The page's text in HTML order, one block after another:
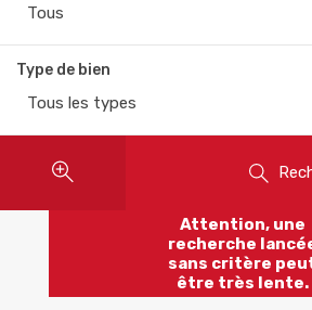
Tous
Type de bien
Tous les types
Attention, une
recherche
sans critère
être très lente.